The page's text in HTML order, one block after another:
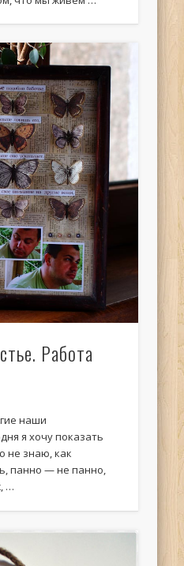
Работа
наши
я хочу показать
не знаю, как
панно — не панно,
…